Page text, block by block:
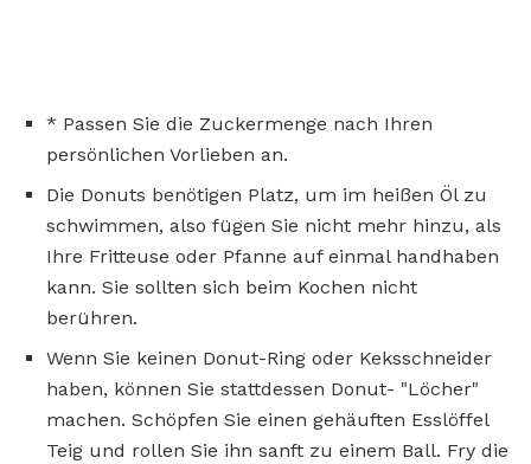
* Passen Sie die Zuckermenge nach Ihren
persönlichen Vorlieben an.
Die Donuts benötigen Platz, um im heißen Öl zu
schwimmen, also fügen Sie nicht mehr hinzu, als
Ihre Fritteuse oder Pfanne auf einmal handhaben
kann. Sie sollten sich beim Kochen nicht
berühren.
Wenn Sie keinen Donut-Ring oder Keksschneider
haben, können Sie stattdessen Donut- "Löcher"
machen. Schöpfen Sie einen gehäuften Esslöffel
Teig und rollen Sie ihn sanft zu einem Ball. Fry die